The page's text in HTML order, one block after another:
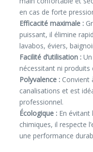
en cas de forte
Efficacité maximale :
puissant, il élimine
lavabos, éviers,
Facilité d’utilisation :
nécessitant ni produits
Polyvalence : Convient
canalisations et est
professionnel.
Écologique : En évitant
chimiques, il respecte
une performance